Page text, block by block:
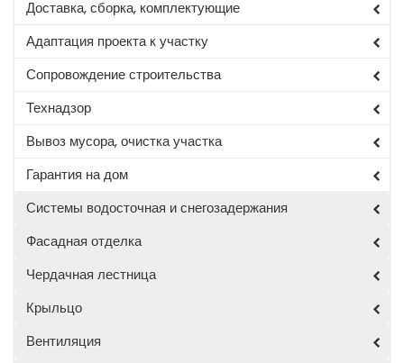
Доставка, сборка, комплектующие
Адаптация проекта к участку
Сопровождение строительства
Технадзор
Вывоз мусора, очистка участка
Гарантия на дом
Системы водосточная и снегозадержания
Фасадная отделка
Чердачная лестница
Крыльцо
Вентиляция